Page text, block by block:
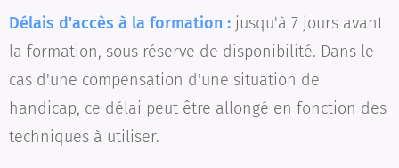
Délais d'accès à la formation : jusqu'à 7 jours avant
la formation, sous réserve de disponibilité. Dans le
cas d'une compensation d'une situation de
handicap, ce délai peut être allongé en fonction des
techniques à utiliser.